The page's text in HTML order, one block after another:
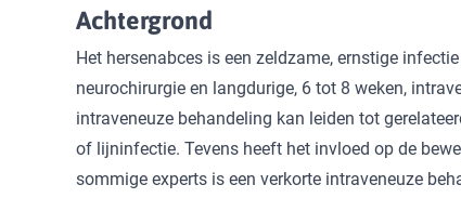
Achtergrond
Het hersenabces is een zeldzame, ernstige
neurochirurgie en langdurige, 6 tot 8 weken,
intraveneuze behandeling kan leiden tot
of lijninfectie. Tevens heeft het invloed op de
sommige experts is een verkorte intraveneuze